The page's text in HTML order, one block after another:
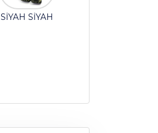
SİYAH SİYAH